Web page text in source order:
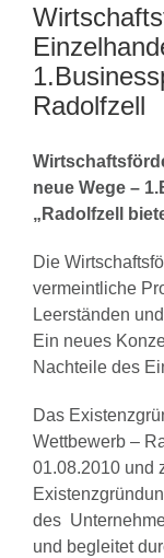
Radolfzell
neue Wege –
„Radolfzell
Die
vermeintliche
Leerständen
Ein neues
Nachteile des
Das
Wettbewerb –
01.08.2010 und
des
und begleitet